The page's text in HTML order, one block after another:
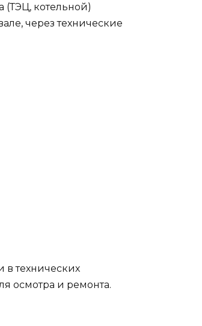
(ТЭЦ, котельной)
через технические
в технических
осмотра и ремонта.